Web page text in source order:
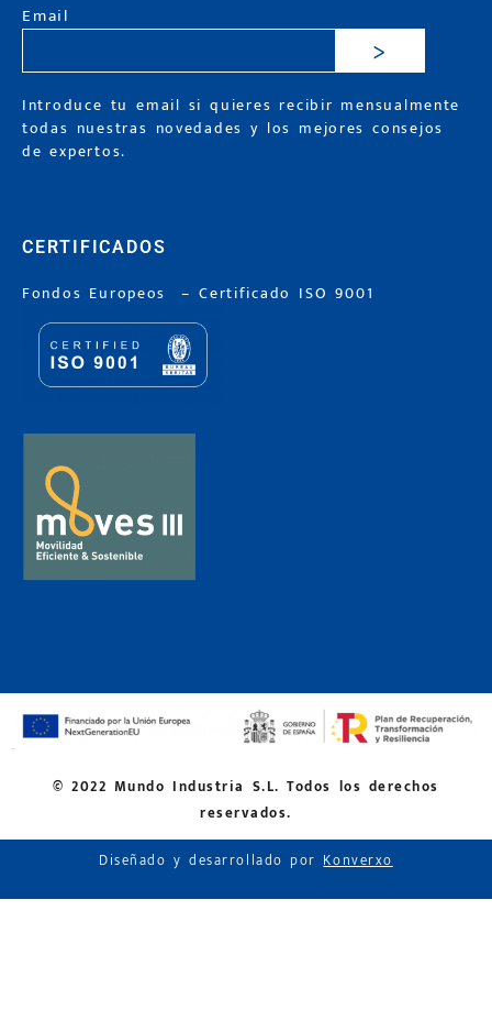
Email
>
Introduce tu email si quieres recibir mensualmente
todas nuestras novedades y los mejores consejos
de expertos.
CERTIFICADOS
Fondos Europeos –Certificado ISO 9001
© 2022 Mundo Industria S.L. Todos los derechos
reservados.
Diseñado y desarrollado porKonverxo